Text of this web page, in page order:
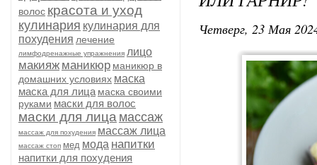
волос красота и уход
кулинария кулинария для
похудения лечение
лимфодренажные упражнения лицо
макияж маникюр маникюр в
домашних условиях маска
маска для лица маска своими
руками маски для волос
маски для лица массаж
массаж для похудения массаж лица
массаж стоп мед мода напитки
напитки для похудения
Четверг, 23 Мая